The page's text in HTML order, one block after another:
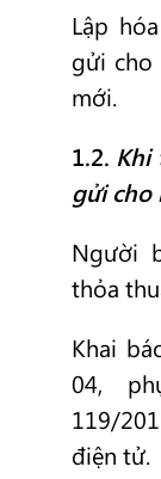
Lập
gửi cho
mới.
1.2. Khi
gửi cho
Người
thỏa
Khai
04,
119/
điện tử.